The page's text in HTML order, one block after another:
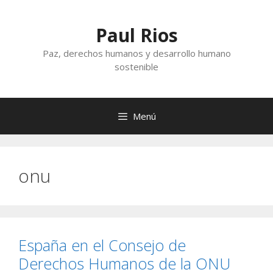
Paul Rios
Paz, derechos humanos y desarrollo humano
sostenible
Menú
onu
España en el Consejo de
Derechos Humanos de la ONU